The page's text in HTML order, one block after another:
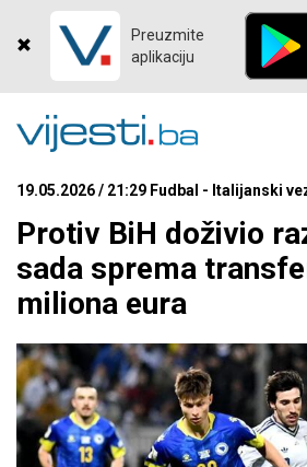
Preuzmite
aplikaciju
19.05.2026 / 21:29 Fudbal - Italijanski
Protiv BiH doživio
sada sprema
miliona eura